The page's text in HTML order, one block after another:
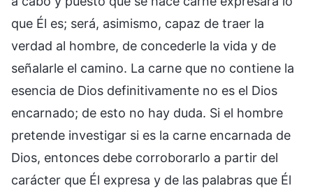
que Él es; será, asimismo, capaz de traer la
verdad al hombre, de concederle la vida y de
señalarle el camino. La carne que no contiene la
esencia de Dios definitivamente no es el Dios
encarnado; de esto no hay duda. Si el hombre
pretende investigar si es la carne encarnada de
Dios, entonces debe corroborarlo a partir del
carácter que Él expresa y de las palabras que Él